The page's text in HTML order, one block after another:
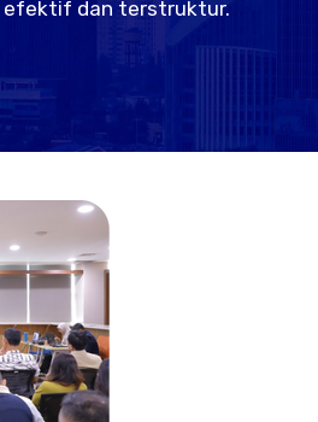
efektif dan terstruktur.